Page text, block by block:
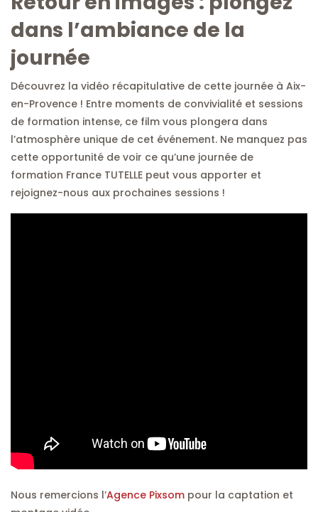
dans l’ambiance de la
journée
Découvrez la vidéo récapitulative de cette journée à Aix-
en-Provence ! Entre moments de convivialité et sessions
de formation intense, ce film vous plongera dans
l’atmosphère unique de cet événement. Ne manquez pas
cette opportunité de voir ce qu’une journée de
formation France TUTELLE peut vous apporter et
rejoignez-nous aux prochaines sessions !
Nous remercions l’Agence Pixsom pour la captation et